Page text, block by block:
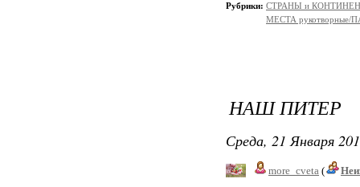
Рубрики: СТРАНЫ и
МЕСТА рукотворные/
НАШ ПИТЕР
Среда, 21 Января
more_cveta (